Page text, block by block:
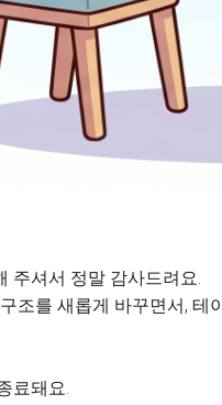
주셔서 정말 감사드려요.
조를 새롭게 바꾸면서, 테
료돼요.